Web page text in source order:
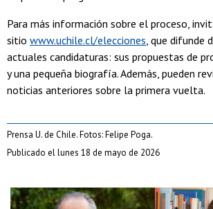
Para más información sobre el proceso,
sitio www.uchile.cl/elecciones, que difunde
actuales candidaturas: sus propuestas de
y una pequeña biografía. Además, pueden
noticias anteriores sobre la primera vuelta.
Prensa U. de Chile. Fotos: Felipe Poga.
Publicado el lunes 18 de mayo de 2026